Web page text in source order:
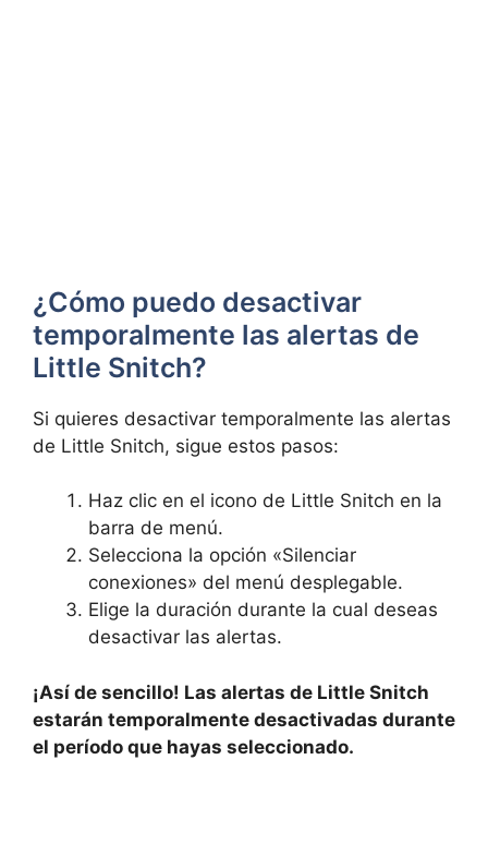
¿Cómo puedo desactivar
temporalmente las alertas de
Little Snitch?
Si quieres desactivar temporalmente las alertas
de Little Snitch, sigue estos pasos:
Haz clic en el icono de Little Snitch en la
barra de menú.
Selecciona la opción «Silenciar
conexiones» del menú desplegable.
Elige la duración durante la cual deseas
desactivar las alertas.
¡Así de sencillo! Las alertas de Little Snitch
estarán temporalmente desactivadas durante
el período que hayas seleccionado.